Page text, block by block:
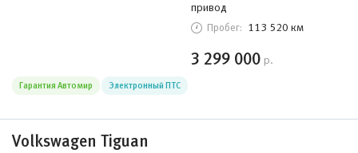
привод
Пробег: 113 520 км
3 299 000 р.
Гарантия Автомир Электронный ПТС
Volkswagen Tiguan